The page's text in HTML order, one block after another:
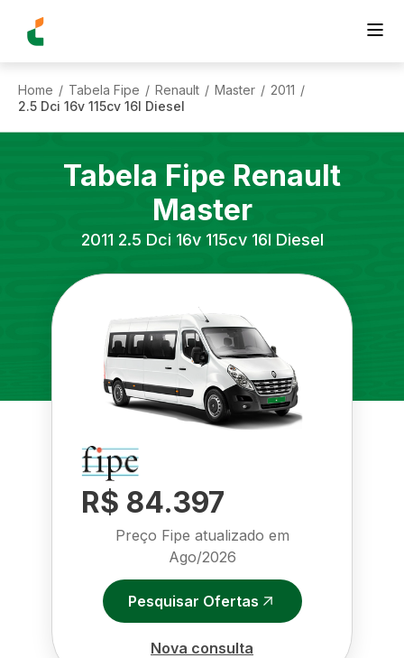
Home / Tabela Fipe / Renault / Master / 2011 /
2.5 Dci 16v 115cv 16l Diesel
Tabela Fipe Renault
Master
2011 2.5 Dci 16v 115cv 16l Diesel
R$ 84.397
Preço Fipe atualizado em
Ago/2026
Pesquisar Ofertas
Nova consulta